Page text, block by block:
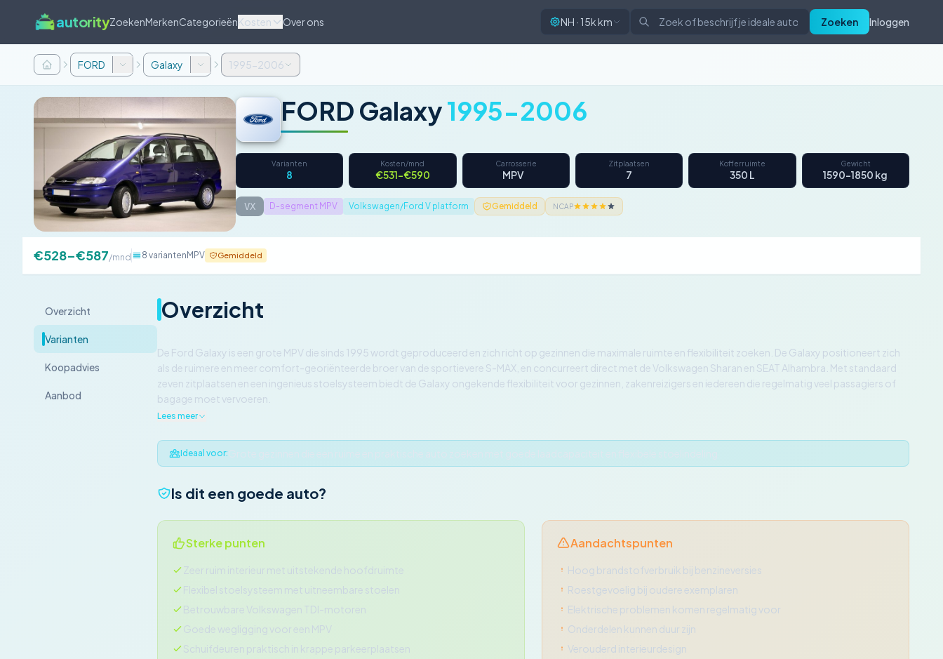
autorityZoekenMerkenCategorieënKosten Over ons NH · 15k km Zoeken Inloggen
FORD Galaxy 1995-2006
FORD Galaxy1995-2006
Varianten
8
Kosten/mnd
€531–€590
Carrosserie
MPV
Zitplaatsen
7
Kofferruimte
350 L
Gewicht
1590–1850 kg
VX D-segment MPV Volkswagen/Ford V platform Gemiddeld NCAP
€528–€587/mnd 8 varianten MPV Gemiddeld
Overzicht
Varianten
Koopadvies
Aanbod
Overzicht
De Ford Galaxy is een grote MPV die sinds 1995 wordt geproduceerd en zich richt op gezinnen die maximale ruimte en flexibiliteit zoeken. De Galaxy positioneert zich
als de ruimere en meer comfort-georiënteerde broer van de sportievere S-MAX, en concurreert direct met de Volkswagen Sharan en SEAT Alhambra. Met standaard
zeven zitplaatsen en een ingenieus stoelsysteem biedt de Galaxy ongekende flexibiliteit voor gezinnen, zakenreizigers en iedereen die regelmatig veel passagiers of
bagage moet vervoeren.
Lees meer
Ideaal voor:
Is dit een goede auto?
Sterke punten
Zeer ruim interieur met uitstekende hoofdruimte
Flexibel stoelsysteem met uitneembare stoelen
Betrouwbare Volkswagen TDI-motoren
Goede wegligging voor een MPV
Schuifdeuren praktisch in krappe parkeerplaatsen
Aandachtspunten
Hoog brandstofverbruik bij benzineversies
Roestgevoelig bij oudere exemplaren
Elektrische problemen komen regelmatig voor
Onderdelen kunnen duur zijn
Verouderd interieurdesign